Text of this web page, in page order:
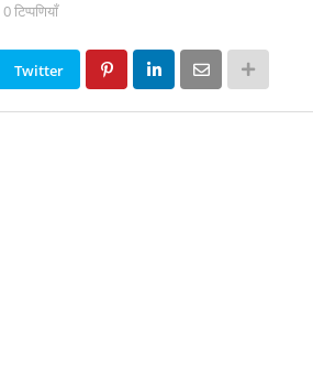
0 टिप्पणियाँ
Twitter